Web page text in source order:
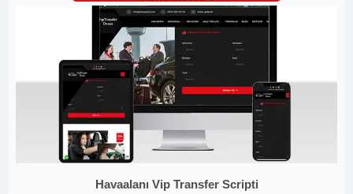
Havaalanı Vip Transfer Scripti